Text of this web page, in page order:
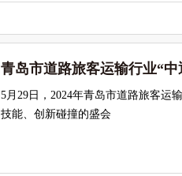
青岛市道路旅客运输行业“
5月29日，2024年青岛市道路旅客运
技能、创新碰撞的盛会